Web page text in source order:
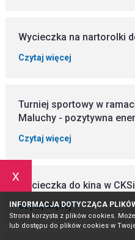
x
INFORMACJA DOTYCZĄCA
Strona korzysta z plików cookies.
lub dostępu do plików cookies w
Wycieczka na nartorolki
Czytaj więcej
Turniej sportowy w
Maluchy - pozytywna
Czytaj więcej
Wycieczka do kina w
Czytaj więcej